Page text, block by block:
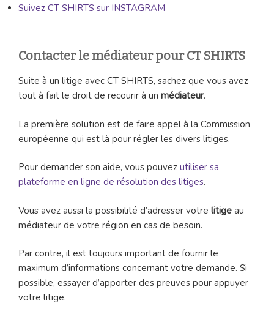
Suivez CT SHIRTS sur INSTAGRAM
Contacter le médiateur pour CT SHIRTS
Suite à un litige avec CT SHIRTS, sachez que vous avez
tout à fait le droit de recourir à un médiateur.
La première solution est de faire appel à la Commission
européenne qui est là pour régler les divers litiges.
Pour demander son aide, vous pouvez utiliser sa
plateforme en ligne de résolution des litiges.
Vous avez aussi la possibilité d’adresser votre litige au
médiateur de votre région en cas de besoin.
Par contre, il est toujours important de fournir le
maximum d’informations concernant votre demande. Si
possible, essayer d’apporter des preuves pour appuyer
votre litige.